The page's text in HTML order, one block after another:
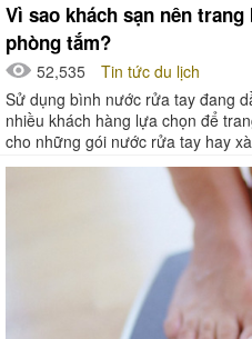
Vì sao khách sạn nên
phòng tắm?
52,535
Tin tức du lịch
Sử dụng bình nước rửa tay đang
nhiều khách hàng lựa chọn để
cho những gói nước rửa tay hay